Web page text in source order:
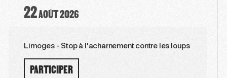
22AOÛT2026
Limoges - Stop à l'acharnement contre les loups
PARTICIPER